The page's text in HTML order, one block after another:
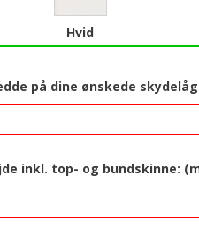
Hvid
på dine ønskede
inkl. top- og bundskinne: